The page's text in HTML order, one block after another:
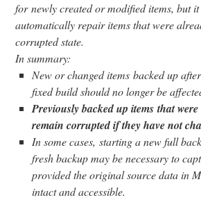
for newly created or modified items, but
automatically repair items that were
corrupted state.
In summary:
New or changed items backed up
fixed build should no longer be
Previously backed up items that
remain corrupted if they have not
In some cases, starting a new full
fresh backup may be necessary to
provided the original source data in
intact and accessible.